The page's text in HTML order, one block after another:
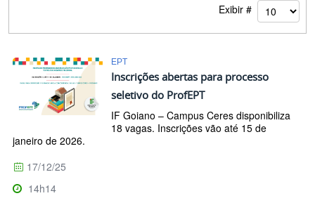
Exibir #
EPT
Inscrições abertas para processo
seletivo do ProfEPT
IF Goiano – Campus Ceres disponibiliza
18 vagas. Inscrições vão até 15 de
janeiro de 2026.
17/12/25
14h14